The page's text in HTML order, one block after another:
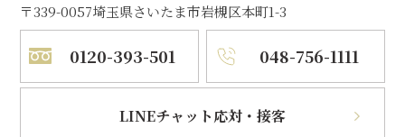
〒339-0057埼玉県さいたま市岩槻区本町1-3
0120-393-501 048-756-1111
LINEチャット応対・接客